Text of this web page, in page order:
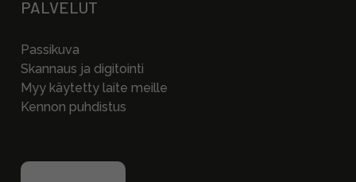
PALVELUT
Passikuva
Skannaus ja digitointi
Myy käytetty laite meille
Kennon puhdistus